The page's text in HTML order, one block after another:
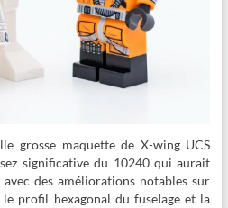
grosse maquette de X-wing UCS
significative du 10240 qui aurait
avec des améliorations notables sur
profil hexagonal du fuselage et la